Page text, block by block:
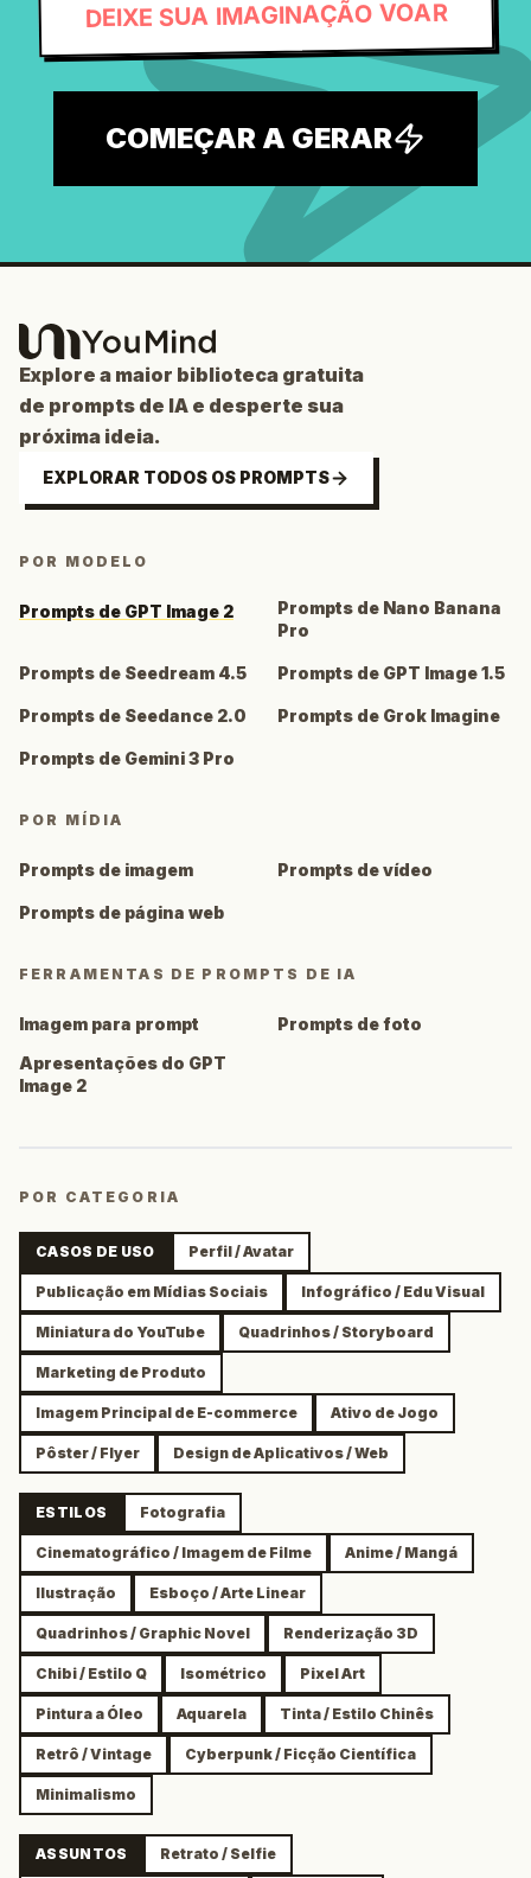
DEIXE SUA IMAGINAÇÃO VOAR
COMEÇAR A GERAR
Explore a maior biblioteca gratuita
de prompts de IA e desperte sua
próxima ideia.
EXPLORAR TODOS OS PROMPTS
POR MODELO
Prompts de GPT Image 2
Prompts de Nano Banana
Pro
Prompts de Seedream 4.5 Prompts de GPT Image 1.5
Prompts de Seedance 2.0 Prompts de Grok Imagine
Prompts de Gemini 3 Pro
POR MÍDIA
Prompts de imagem Prompts de vídeo
Prompts de página web
FERRAMENTAS DE PROMPTS DE IA
Imagem para prompt
Prompts de foto
Apresentações do GPT
Image 2
POR CATEGORIA
CASOS DE USO Perfil / Avatar
Publicação em Mídias Sociais Infográfico / Edu Visual
Miniatura do YouTube Quadrinhos / Storyboard
Marketing de Produto
Imagem Principal de E-commerce Ativo de Jogo
Pôster / Flyer Design de Aplicativos / Web
ESTILOS Fotografia
Cinematográfico / Imagem de Filme Anime / Mangá
Ilustração Esboço / Arte Linear
Quadrinhos / Graphic Novel Renderização 3D
Chibi / Estilo Q Isométrico Pixel Art
Pintura a Óleo Aquarela Tinta / Estilo Chinês
Retrô / Vintage Cyberpunk / Ficção Científica
Minimalismo
ASSUNTOS Retrato / Selfie